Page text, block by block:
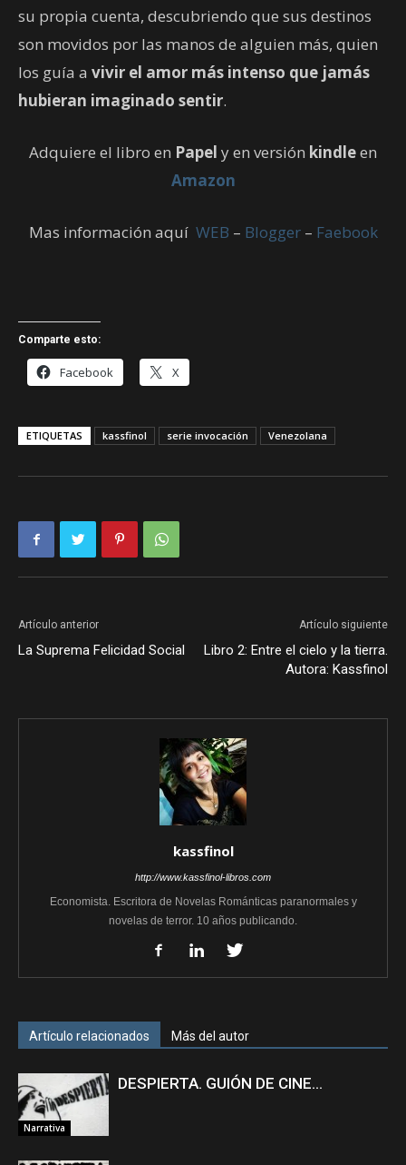
su propia cuenta, descubriendo que sus destinos
son movidos por las manos de alguien más, quien
los guía a vivir el amor más intenso que jamás
hubieran imaginado sentir.
Adquiere el libro en Papel y en versión kindleen
Amazon
Mas información aquí WEB – Blogger– Faebook
Comparte esto:
Facebook X
ETIQUETAS kassfinol serie invocación Venezolana
Artículo anterior
La Suprema Felicidad Social
Artículo siguiente
Libro 2: Entre el cielo y la tierra.
Autora: Kassfinol
kassfinol
http://www.kassfinol-libros.com
Economista. Escritora de Novelas Románticas paranormales y
novelas de terror. 10 años publicando.
Artículo relacionados Más del autor
Narrativa
DESPIERTA. GUIÓN DE CINE…